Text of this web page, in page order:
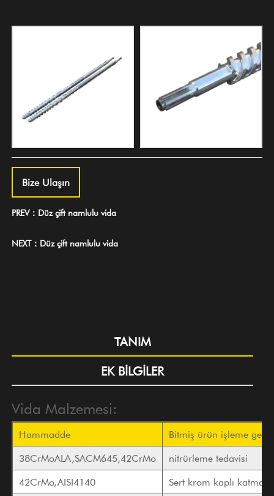
Bize Ulaşın
PREV：Düz çift namlulu vida
NEXT：Düz çift namlulu vida
TANIM
EK BİLGİLER
Vida Malzemesi:
Hammadde
Bitmiş ürün işleme
38CrMoALA,SACM645,42CrMo
nitrürleme tedavisi
42CrMo,AISI4140
Sert krom kaplı katman